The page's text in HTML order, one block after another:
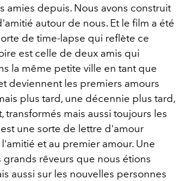
amies depuis. Nous avons construit
autour de nous. Et le film a été
de time-lapse qui reflète ce
est celle de deux amis qui
la même petite ville en tant que
deviennent les premiers amours
plus tard, une décennie plus tard,
transformés mais aussi toujours les
une sorte de lettre d'amour
et au premier amour. Une
grands rêveurs que nous étions
aussi sur les nouvelles personnes